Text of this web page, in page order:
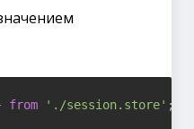
from './session.store' ;